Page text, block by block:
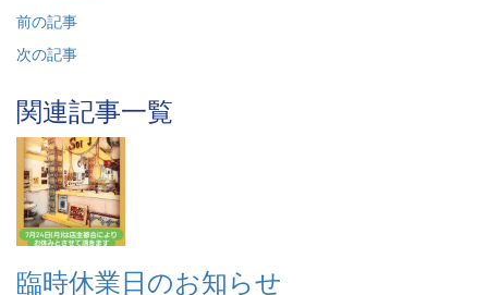
前の記事
次の記事
関連記事一覧
臨時休業日のお知らせ